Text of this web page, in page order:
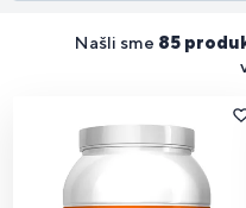
Našli sme 85